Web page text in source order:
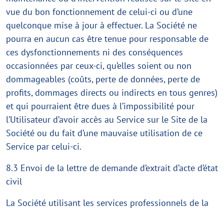
vue du bon fonctionnement de celui-ci ou d’une
quelconque mise à jour à effectuer. La Société ne
pourra en aucun cas être tenue pour responsable de
ces dysfonctionnements ni des conséquences
occasionnées par ceux-ci, qu’elles soient ou non
dommageables (coûts, perte de données, perte de
profits, dommages directs ou indirects en tous genres)
et qui pourraient être dues à l’impossibilité pour
l’Utilisateur d’avoir accès au Service sur le Site de la
Société ou du fait d’une mauvaise utilisation de ce
Service par celui-ci.
8.3 Envoi de la lettre de demande d’extrait d’acte d’état
civil
La Société utilisant les services professionnels de la